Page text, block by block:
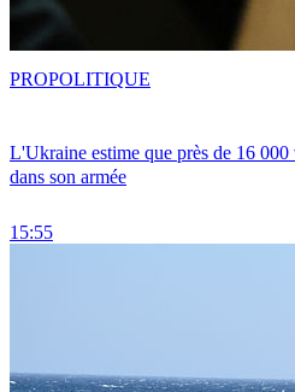
L'Ukraine estime que près de 16 000
dans son armée
15:55
PROPOLITIQUE